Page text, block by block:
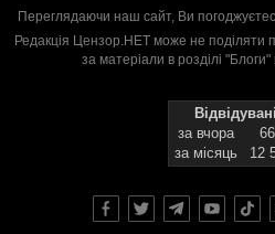
Переглядаючи наш сайт, Ви
Редакція Цензор.НЕТ може не поділяти
за матеріали в розділі "Блоги"
за вчора
за місяць
12